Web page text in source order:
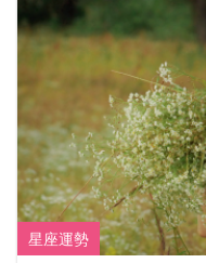
星座運勢